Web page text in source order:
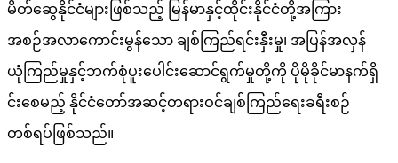
မိတ်ဆွေနိုင်ငံများဖြစ်သည့် မြန်မာနှင့်ထိုင်းနိုင်ငံတို့အကြား
အစဉ်အလာကောင်းမွန်သော ချစ်ကြည်ရင်းနှီးမှု၊ အပြန်အလှန်
ယုံကြည်မှုနှင့်ဘက်စုံပူးပေါင်းဆောင်ရွက်မှုတို့ကို ပိုမိုခိုင်မာနက်ရှိ
င်းစေမည့် နိုင်ငံတော်အဆင့်တရားဝင်ချစ်ကြည်ရေးခရီးစဉ်
တစ်ရပ်ဖြစ်သည်။